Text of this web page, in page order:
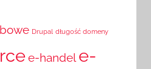
Drupal długość domeny
e-handel e-